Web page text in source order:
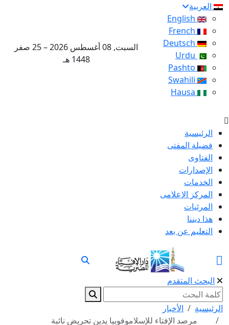
العربية
السبت, 08 أغسطس 2026 – 25 صفر
1448 هـ
الرئيسية
فضيلة المفتى
الفتاوى
الإصدارات
الخدمات
المركز الإعلامى
المرئيات
هذا ديننا
التعليم عن بعد
البحث المتقدم
الرئيسية
الأخبار
مرصد الإفتاء للإسلاموفوبيا يدين تحريض نائبة